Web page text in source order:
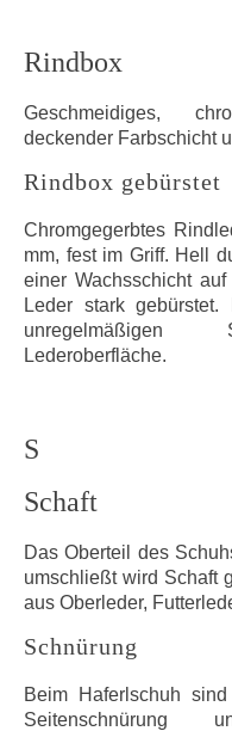
Rindbox
Geschmeidiges,
deckender Farbschicht
Rindbox gebürstet
Chromgegerbtes
mm, fest im Griff. Hell
einer Wachsschicht
Leder stark
unregelmäßigen
Lederoberfläche.
S
Schaft
Das Oberteil des
umschließt wird Schaft
aus Oberleder,
Schnürung
Beim Haferlschuh
Seitenschnürung